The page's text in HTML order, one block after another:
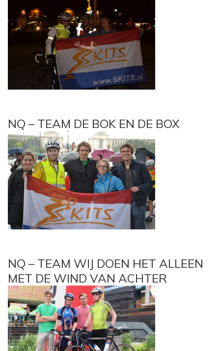
NQ – TEAM DE BOK EN DE BOX
NQ – TEAM WIJ DOEN HET ALLEEN
MET DE WIND VAN ACHTER